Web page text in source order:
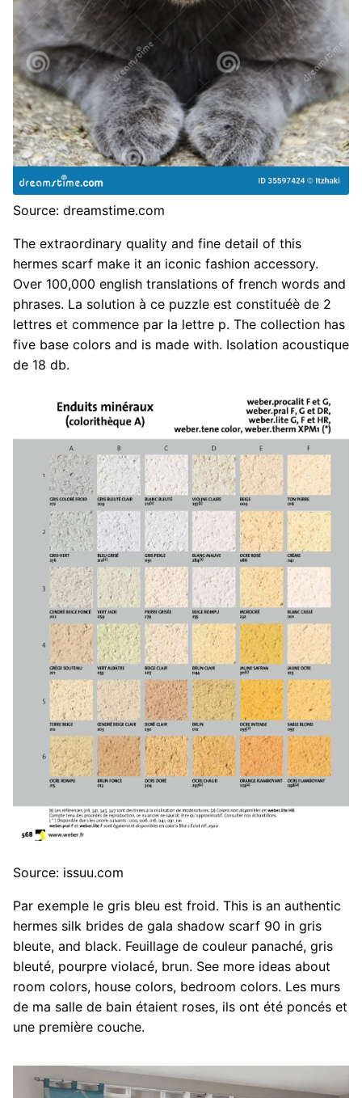
Source: dreamstime.com
The extraordinary quality and fine detail of this
hermes scarf make it an iconic fashion accessory.
Over 100,000 english translations of french words and
phrases. La solution à ce puzzle est constituéè de 2
lettres et commence par la lettre p. The collection has
five base colors and is made with. Isolation acoustique
de 18 db.
Source: issuu.com
Par exemple le gris bleu est froid. This is an authentic
hermes silk brides de gala shadow scarf 90 in gris
bleute, and black. Feuillage de couleur panaché, gris
bleuté, pourpre violacé, brun. See more ideas about
room colors, house colors, bedroom colors. Les murs
de ma salle de bain étaient roses, ils ont été poncés et
une première couche.